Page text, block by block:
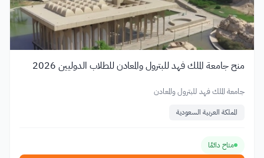
منح جامعة الملك فهد للبترول والمعادن للطلاب الدوليين 2026
جامعة الملك فهد للبترول والمعادن
المملكة العربية السعودية
متاح دائمًا